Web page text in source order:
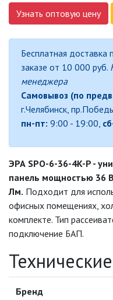
Узнать оптовую цену
Бесплатная доставка
заказе от 10 000 руб.
менеджера
Самовывоз (по
г.Челябинск,
пн-пт: 9:00 - 19:00,
ЭРА SPO-6-36-4K-P -
панель мощностью 36
Лм. Подходит для
офисных помещениях,
комплекте. Тип
подключение БАП.
Бренд